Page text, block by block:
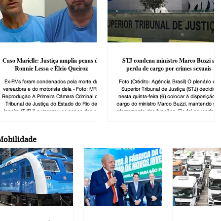
Caso Marielle: Justiça amplia penas de
Ronnie Lessa e Élcio Queiroz
Ex-PMs foram condenados pela morte da
vereadora e do motorista dela - Foto: MR -
Reprodução A Primeira Câmara Criminal do
Tribunal de Justiça do Estado do Rio de
Janeiro (TJRJ) aumentou as penas dos ex-
Anderson Gomes, e pela tentativa de
de Fernanda Chaves, assessora da
parlamentar. Os crimes ocorreram no dia 14
de março de 2018, no bairro do
STJ condena ministro Marco Buzzi a
perda de cargo por crimes sexuais
Foto (Crédito: Agência Brasil) O plenário do
Superior Tribunal de Justiça (STJ) decidiu
nesta quinta-feira (6) colocar à disposição o
cargo do ministro Marco Buzzi, mantendo seu
afastamento das funções. Ele foi acusado de
pena de aposentadoria compulsória, pena
menos grave que não implica a perda de
cargo. Neste po